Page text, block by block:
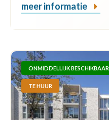
meer informatie
ONMIDDELLIJK BESCHIKBAAR
TE HUUR